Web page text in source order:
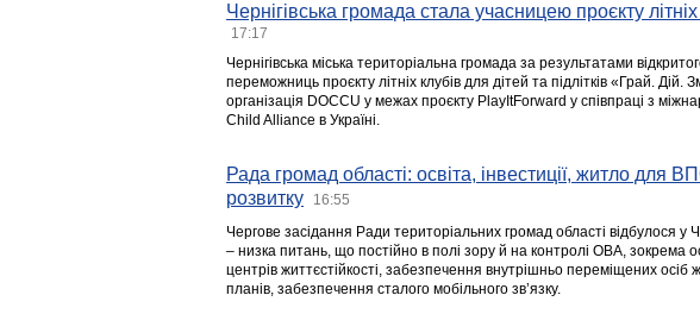
Чернігівська громада стала учасницею проєкту
17:17
Чернігівська міська територіальна громада за результатами
переможниць проєкту літніх клубів для дітей та підлітків «Грай. Дій.
організація DOCCU у межах проєкту PlayItForward у співпраці з
Child Alliance в Україні.
Рада громад області: освіта, інвестиції, житло для
розвитку
16:55
Чергове засідання Ради територіальних громад області відбулося
– низка питань, що постійно в полі зору й на контролі ОВА, зокрема
центрів життєстійкості, забезпечення внутрішньо переміщених
планів, забезпечення сталого мобільного зв’язку.